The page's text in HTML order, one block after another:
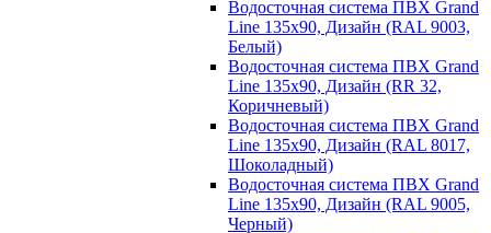
Водосточная система ПВХ Grand
Line 135х90, Дизайн (RAL 9003,
Белый)
Водосточная система ПВХ Grand
Line 135х90, Дизайн (RR 32,
Коричневый)
Водосточная система ПВХ Grand
Line 135х90, Дизайн (RAL 8017,
Шоколадный)
Водосточная система ПВХ Grand
Line 135х90, Дизайн (RAL 9005,
Черный)